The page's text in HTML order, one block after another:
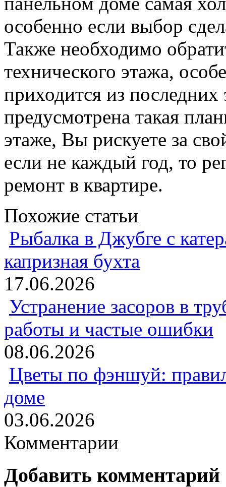
особенно если выбор
Также необходимо
технического этажа,
приходится из
предусмотрена такая
этаже, Вы рискуете за
если не каждый год, то
ремонт в квартире.
Похожие статьи
Рыбалка в Джубге с
капризная бухта
17.06.2026
Устранение засоров в
работы и частые ошибки
08.06.2026
Цветы по фэншуй:
доме
03.06.2026
Комментарии
Добавить комментарий